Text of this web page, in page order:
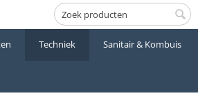
Techniek Sanitair & Kombuis